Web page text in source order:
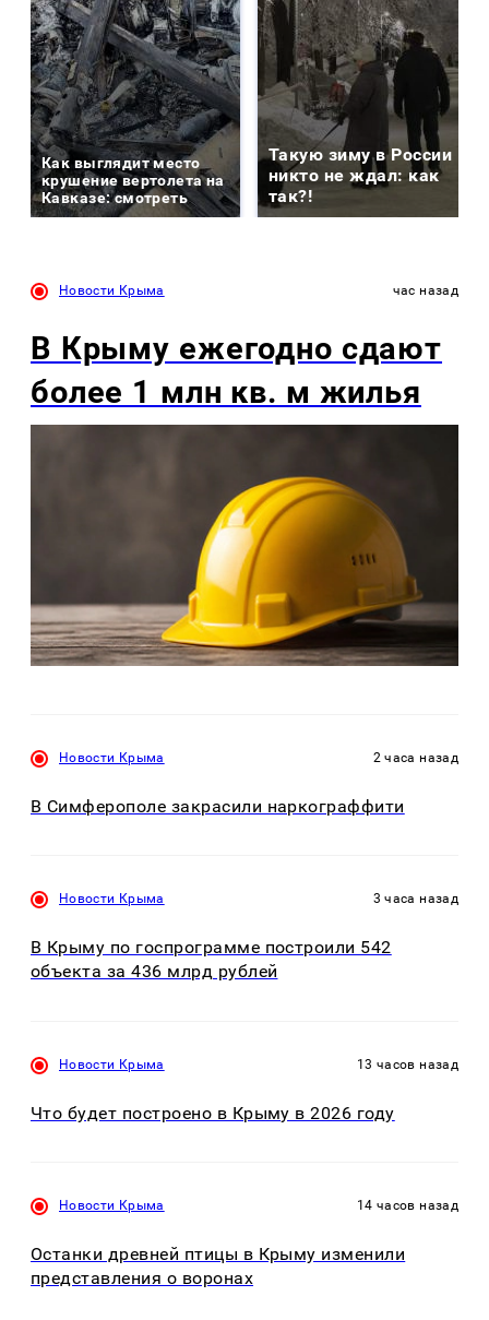
Как выглядит место
крушение вертолета на
Кавказе: смотреть
Такую зиму в России
никто не ждал: как
так?!
Новости Крыма час назад
В Крыму ежегодно сдают
более 1 млн кв. м жилья
Новости Крыма 2 часа назад
В Симферополе закрасили наркограффити
Новости Крыма 3 часа назад
В Крыму по госпрограмме построили 542
объекта за 436 млрд рублей
Новости Крыма 13 часов назад
Что будет построено в Крыму в 2026 году
Новости Крыма 14 часов назад
Останки древней птицы в Крыму изменили
представления о воронах